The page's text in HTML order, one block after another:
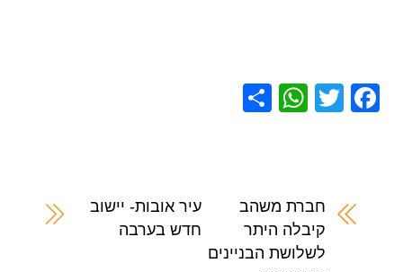
F
b
T
W
A
p
חברת משהב
קיבלה היתר
לשלושת הבניינים
עיר אובות- יישוב
חדש בערבה